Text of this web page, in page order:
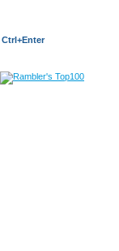
Ctrl+Enter